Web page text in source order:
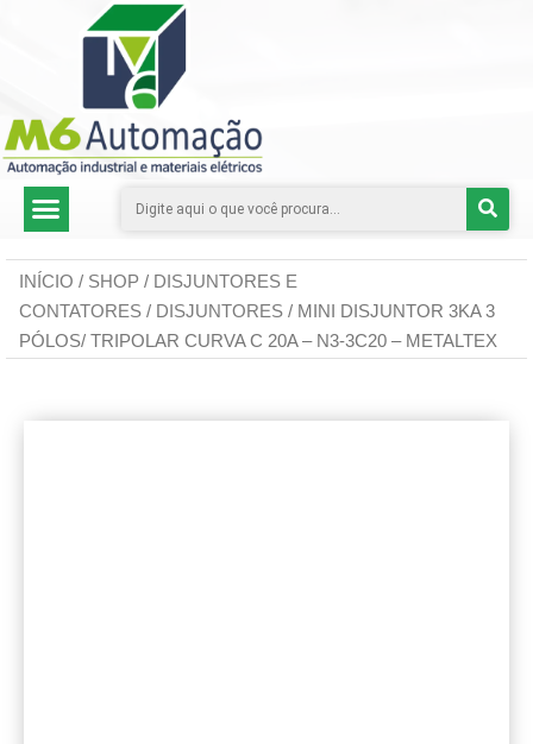
INÍCIO / SHOP / DISJUNTORES E
CONTATORES / DISJUNTORES / MINI DISJUNTOR 3KA 3
PÓLOS/ TRIPOLAR CURVA C 20A – N3-3C20 – METALTEX